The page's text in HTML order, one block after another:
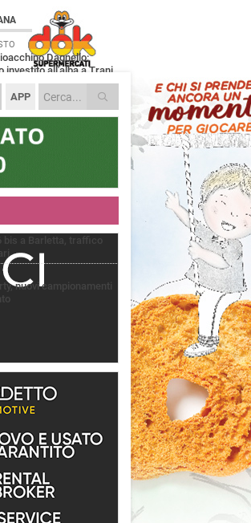
APP
Dagnello:
investito all'alba a Trani
il benzinaio col
i giorni che lo
dell'evento
mafia. Nasce il servizio
bis a Barletta, traffico
nuovi campionamenti